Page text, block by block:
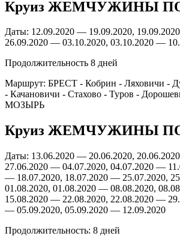
Круиз ЖЕМЧУЖИНЫ
Даты: 12.09.2020 — 19.09.2020,
26.09.2020 — 03.10.2020, 03.10.2020 —
Продолжительность 8 дней
Маршрут: БРЕСТ - Кобрин - Ляховичи -
- Качановичи - Стахово - Туров -
МОЗЫРЬ
Круиз ЖЕМЧУЖИНЫ
Даты: 13.06.2020 — 20.06.2020,
27.06.2020 — 04.07.2020, 04.07.2020 —
— 18.07.2020, 18.07.2020 — 25.07.2020,
01.08.2020, 01.08.2020 — 08.08.2020,
15.08.2020 — 22.08.2020, 22.08.2020 —
— 05.09.2020, 05.09.2020 — 12.09.2020
Продолжительность: 8 дней